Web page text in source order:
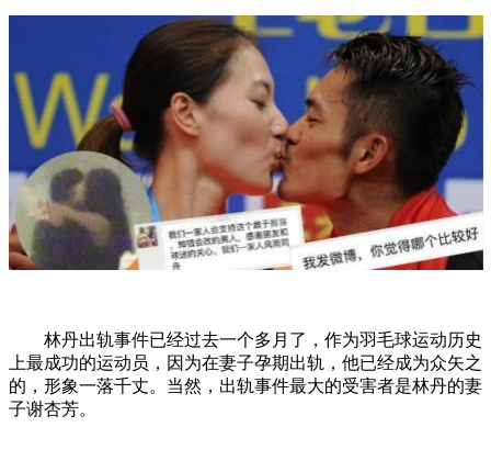
林丹出轨事件已经过去一个多月了，作为羽毛球运动历史
上最成功的运动员，因为在妻子孕期出轨，他已经成为众矢之
的，形象一落千丈。当然，出轨事件最大的受害者是林丹的妻
子谢杏芳。